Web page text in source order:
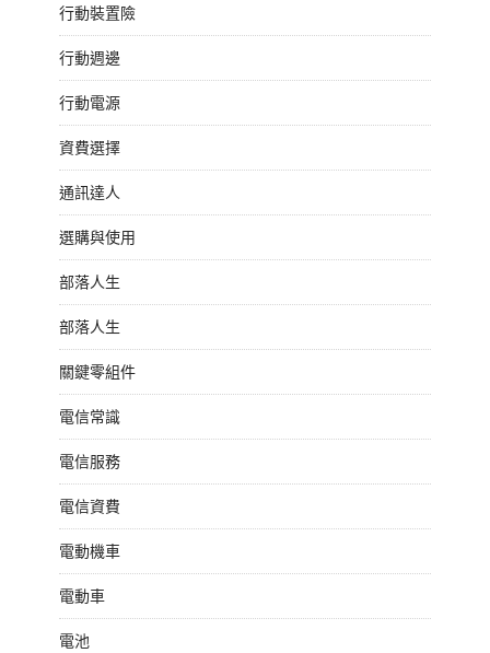
行動裝置險
行動週邊
行動電源
資費選擇
通訊達人
選購與使用
部落人生
部落人生
關鍵零組件
電信常識
電信服務
電信資費
電動機車
電動車
電池